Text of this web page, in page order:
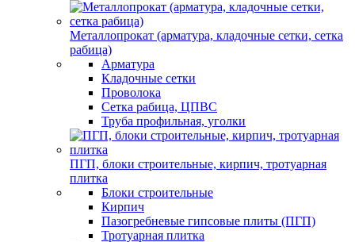
Металлопрокат (арматура, кладочные сетки, сетка
рабица)
Арматура
Кладочные сетки
Проволока
Сетка рабица, ЦПВС
Труба профильная, уголки
ПГП, блоки строительные, кирпич, тротуарная
плитка
Блоки строительные
Кирпич
Пазогребневые гипсовые плиты (ПГП)
Тротуарная плитка